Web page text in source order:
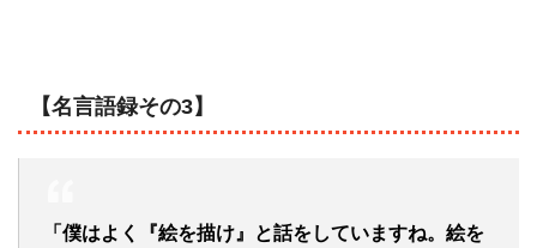
【名言語録その3】
「僕はよく『絵を描け』と話をしていますね。絵を